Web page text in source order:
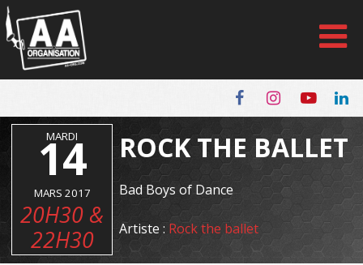
Panneau de gestion des cookies
MARDI
14
MARS 2017
20H30 &
22H30
ROCK THE BALLET
Bad Boys of Dance
Artiste : Rock the ballet